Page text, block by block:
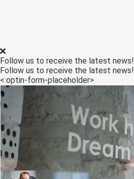
Follow us to receive the latest news!
Follow us to receive the latest news!
<:optin-form-placeholder>